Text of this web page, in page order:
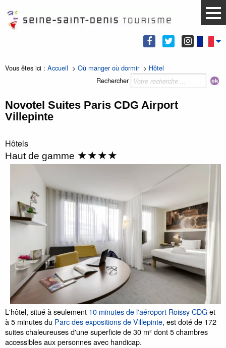
Vous êtes ici : Accueil > Où manger où dormir> Hôtel
Rechercher
Novotel Suites Paris CDG Airport
Villepinte
Hôtels
Haut de gamme ★★★★
L'hôtel, situé à seulement 10 minutes de l'aéroport Roissy CDGet
à 5 minutes du Parc des expositions de Villepinte, est doté de 172
suites chaleureuses d'une superficie de 30 m² dont 5 chambres
accessibles aux personnes avec handicap.